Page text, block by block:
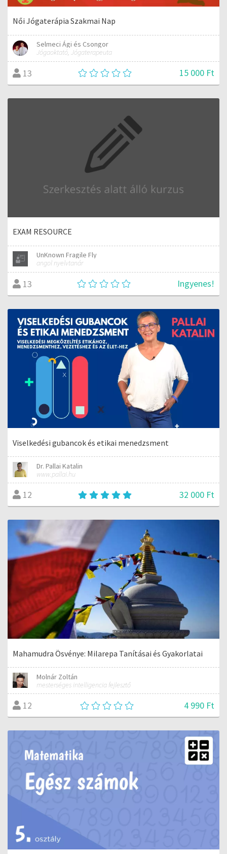
Női Jógaterápia Szakmai Nap
Selmeci Ági és Csongor
Jógaoktató, Jógaterapeuta
13 15 000 Ft
EXAM RESOURCE
UnKnown Fragile Fly
angol nyelvtanár
13 Ingyenes!
Viselkedési gubancok és etikai menedzsment
Dr. Pallai Katalin
www.pallai.hu
12 32 000 Ft
Mahamudra Ösvénye: Milarepa Tanításai és Gyakorlatai
Molnár Zoltán
mesterséges intelligencia fejlesztő
12 4 990 Ft